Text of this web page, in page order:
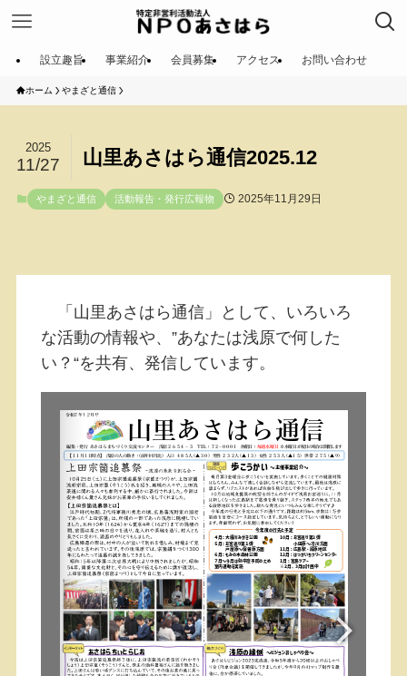
設立趣旨 事業紹介 会員募集 アクセス お問い合わせ
ホーム やまざと通信
山里あさはら通信2025.12
2025
11/27
やまざと通信 活動報告・発行広報物 2025年11月29日
「山里あさはら通信」として、いろいろ
な活動の情報や、”あなたは浅原で何した
い？“を共有、発信しています。